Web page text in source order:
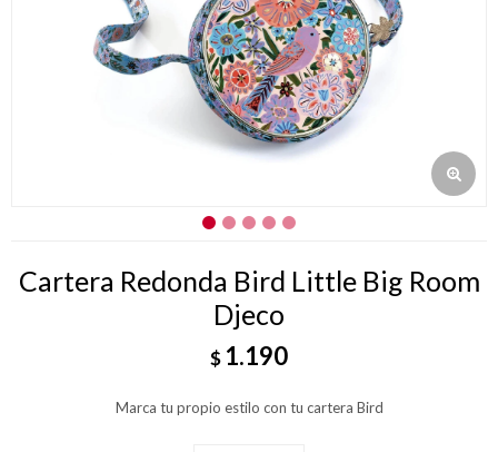
Cartera Redonda Bird Little Big Room
Djeco
$ 1.190
Marca tu propio estilo con tu cartera Bird